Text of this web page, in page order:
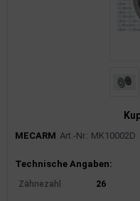
MECARM Art.-Nr.: MK10002D
Produktinformationen
Technische Angaben:
Zähnezahl 26